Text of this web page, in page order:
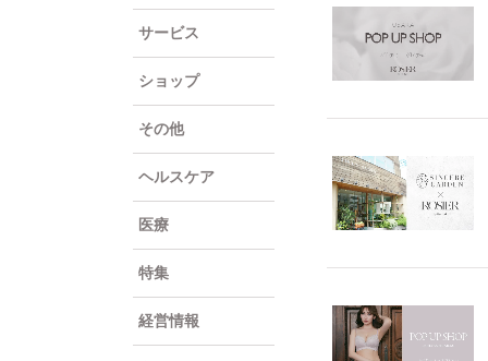
サービス
ショップ
その他
ヘルスケア
医療
特集
経営情報